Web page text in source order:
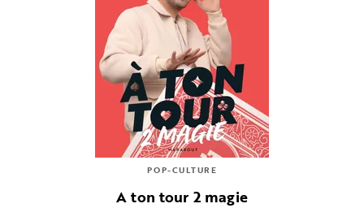
POP-CULTURE
A ton tour 2 magie